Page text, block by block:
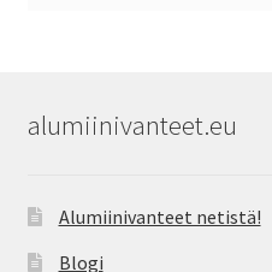
alumiinivanteet.eu
Alumiinivanteet netistä!
Blogi